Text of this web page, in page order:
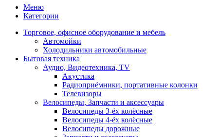
Меню
Категории
Торговое, офисное оборудование и мебель
Автомойки
Холодильники автомобильные
Бытовая техника
Аудио, Видеотехника, TV
Акустика
Радиоприёмники, портативные колонки
Телевизоры
Велосипеды, Запчасти и аксессуары
Велосипеды 3-ёх колёсные
Велосипеды 4-ёх колёсные
Велосипеды дорожные